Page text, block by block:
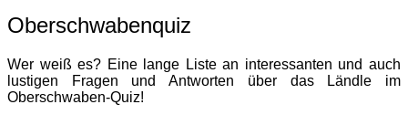
Oberschwabenquiz
Wer weiß es? Eine lange Liste an interessanten und auch
lustigen Fragen und Antworten über das Ländle im
Oberschwaben-Quiz!